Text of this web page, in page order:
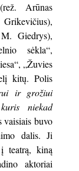
Arūnas
Giedrys),
sėkla“,
„Žuvies
kitų. Polis
ir grožiui
niekad
vaisiais buvo
dalis. Ji
teatrą, kiną
aktoriai